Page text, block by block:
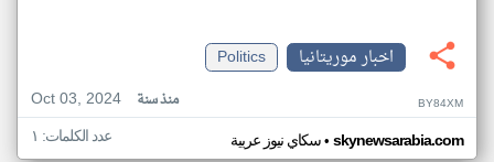
اخبار موريتانيا
Politics
Oct 03, 2024
منذ سنة BY84XM
سكاي نيوز عربية• skynewsarabia.com عدد الكلمات: ١